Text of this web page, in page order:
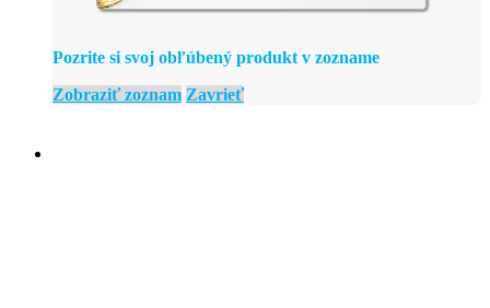
Pozrite si svoj obľúbený produkt v zozname
Zobraziť zoznam Zavrieť